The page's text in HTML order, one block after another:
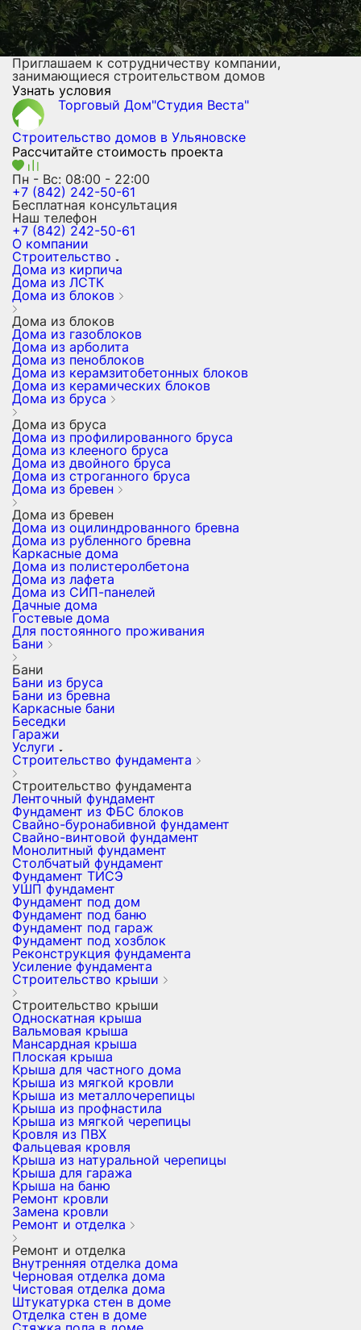
Приглашаем к сотрудничеству компании,
занимающиеся строительством домов
Узнать условия
Торговый Дом"Студия Веста"
Строительство домов в Ульяновске
Рассчитайте стоимость проекта
Пн - Вс: 08:00 - 22:00
+7 (842) 242-50-61
Бесплатная консультация
Наш телефон
+7 (842) 242-50-61
О компании
Строительство
Дома из кирпича
Дома из ЛСТК
Дома из блоков
Дома из блоков
Дома из газоблоков
Дома из арболита
Дома из пеноблоков
Дома из керамзитобетонных блоков
Дома из керамических блоков
Дома из бруса
Дома из бруса
Дома из профилированного бруса
Дома из клееного бруса
Дома из двойного бруса
Дома из строганного бруса
Дома из бревен
Дома из бревен
Дома из оцилиндрованного бревна
Дома из рубленного бревна
Каркасные дома
Дома из полистеролбетона
Дома из лафета
Дома из СИП-панелей
Дачные дома
Гостевые дома
Для постоянного проживания
Бани
Бани
Бани из бруса
Бани из бревна
Каркасные бани
Беседки
Гаражи
Услуги
Строительство фундамента
Строительство фундамента
Ленточный фундамент
Фундамент из ФБС блоков
Свайно-буронабивной фундамент
Свайно-винтовой фундамент
Монолитный фундамент
Столбчатый фундамент
Фундамент ТИСЭ
УШП фундамент
Фундамент под дом
Фундамент под баню
Фундамент под гараж
Фундамент под хозблок
Реконструкция фундамента
Усиление фундамента
Строительство крыши
Строительство крыши
Односкатная крыша
Вальмовая крыша
Мансардная крыша
Плоская крыша
Крыша для частного дома
Крыша из мягкой кровли
Крыша из металлочерепицы
Крыша из профнастила
Крыша из мягкой черепицы
Кровля из ПВХ
Фальцевая кровля
Крыша из натуральной черепицы
Крыша для гаража
Крыша на баню
Ремонт кровли
Замена кровли
Ремонт и отделка
Ремонт и отделка
Внутренняя отделка дома
Черновая отделка дома
Чистовая отделка дома
Штукатурка стен в доме
Отделка стен в доме